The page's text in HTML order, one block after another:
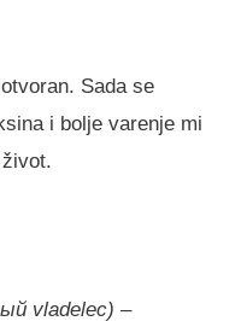
Sada se
i bolje varenje mi
vladelec) –